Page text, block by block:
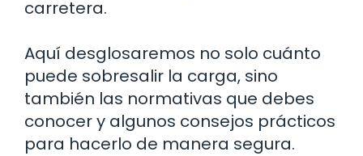
carretera.
Aquí desglosaremos no solo cuánto
puede sobresalir la carga, sino
también las normativas que debes
conocer y algunos consejos prácticos
para hacerlo de manera segura.